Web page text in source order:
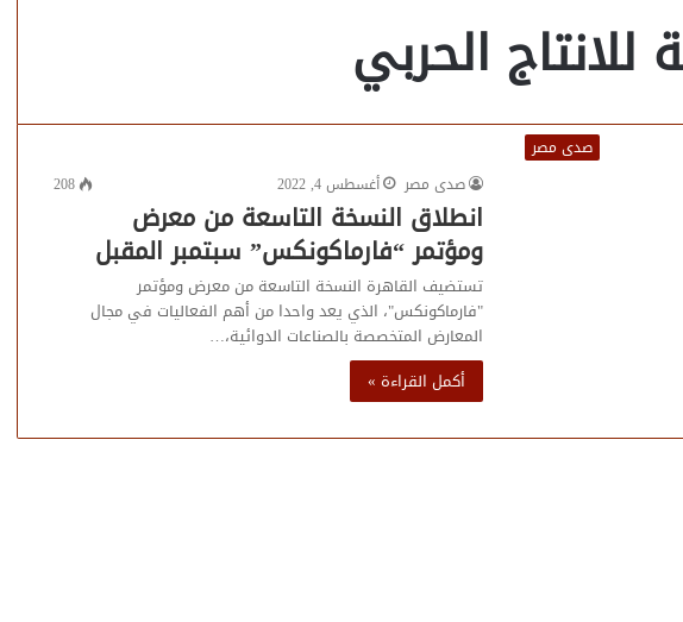
للانتاج الحربي
صدى مصر
صدى مصر
أغسطس 4, 2022 208
انطلاق النسخة التاسعة من معرض
ومؤتمر “فارماكونكس” سبتمبر المقبل
تستضيف القاهرة النسخة التاسعة من معرض ومؤتمر
"فارماكونكس"، الذي يعد واحدا من أهم الفعاليات في مجال
المعارض المتخصصة بالصناعات الدوائية،…
أكمل القراءة »